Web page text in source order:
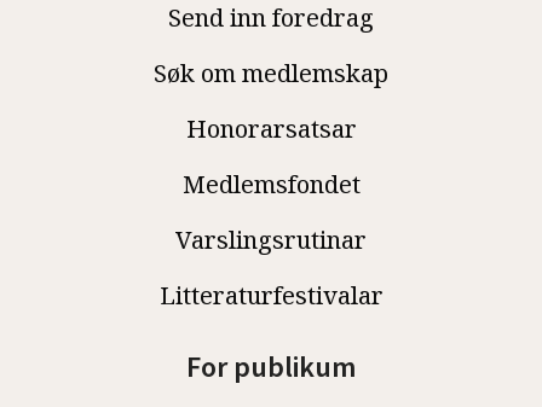
Send inn foredrag
Søk om medlemskap
Honorarsatsar
Medlemsfondet
Varslingsrutinar
Litteraturfestivalar
For publikum